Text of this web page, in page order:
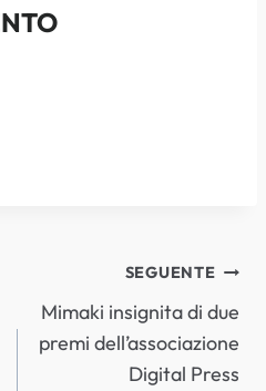
SEGUENTE
Mimaki insignita di due
premi dell’associazione
Digital Press